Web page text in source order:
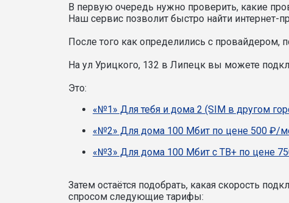
В первую очередь нужно проверить, какие
Наш сервис позволит быстро найти интернет-
После того как определились с провайдером,
На ул Урицкого, 132 в Липецк вы можете
Это:
«№1» Для тебя и дома 2 (SIM в другом
«№2» Для дома 100 Мбит по цене 500 ₽/
«№3» Для дома 100 Мбит с ТВ+ по цене
Затем остаётся подобрать, какая скорость
спросом следующие тарифы: